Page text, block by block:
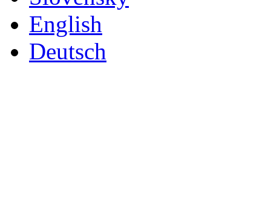
English
Deutsch